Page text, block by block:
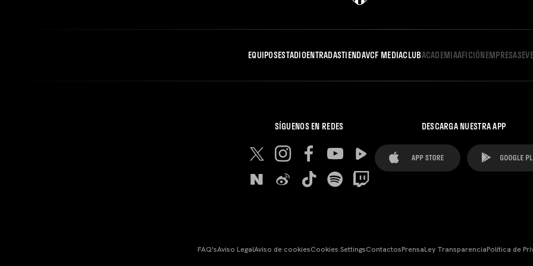
EQUIPOSESTADIOENTRADASTIENDAVCF MEDIACLUBACADEMIAAFICIÓNEMPRESAS
SÍGUENOS EN REDES DESCARGA NUESTRA APP
FAQ'sAviso LegalAviso de cookiesCookies SettingsContactosPrensaLey TransparenciaPolítica de